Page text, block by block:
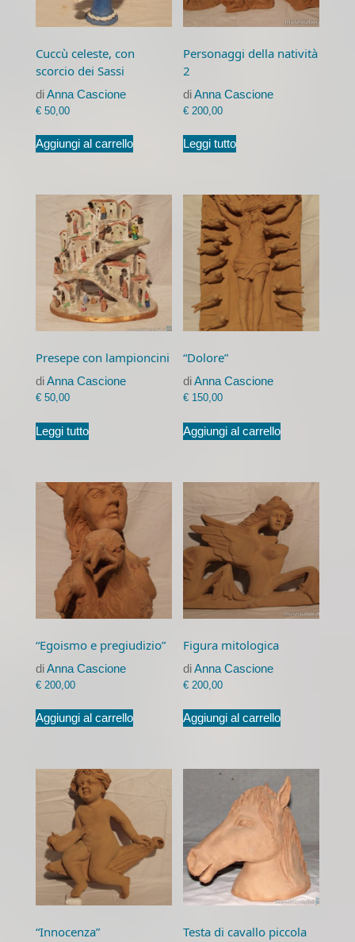
Cuccù celeste, con
scorcio dei Sassi
diAnna Cascione
€50,00
Aggiungi al carrello
Personaggi della natività
2
diAnna Cascione
€ 200,00
Leggi tutto
Presepe con lampioncini
diAnna Cascione
€50,00
Leggi tutto
“Dolore”
diAnna Cascione
€ 150,00
Aggiungi al carrello
“Egoismo e pregiudizio”
diAnna Cascione
€200,00
Aggiungi al carrello
Figura mitologica
diAnna Cascione
€ 200,00
Aggiungi al carrello
“Innocenza” Testa di cavallo piccola